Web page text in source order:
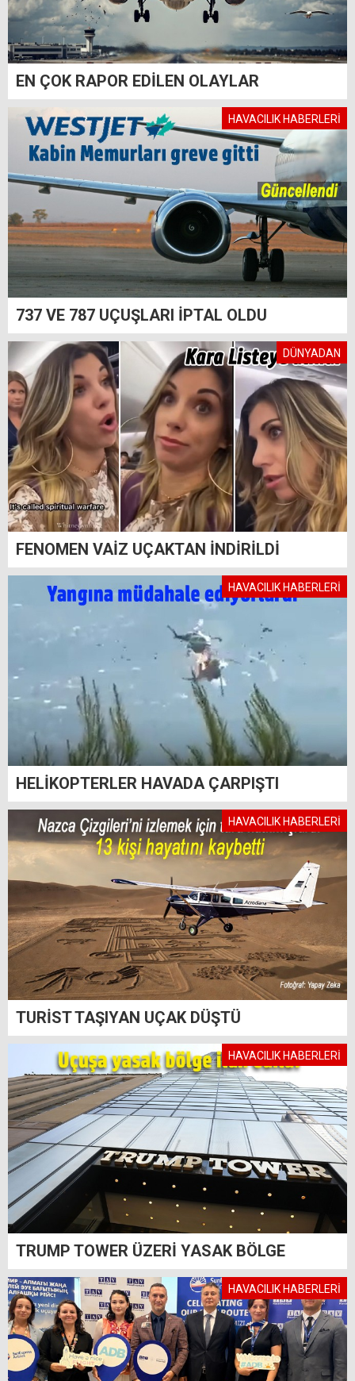
EN ÇOK RAPOR EDİLEN OLAYLAR
HAVACILIK HABERLERİ
737 VE 787 UÇUŞLARI İPTAL OLDU
DÜNYADAN
FENOMEN VAİZ UÇAKTAN İNDİRİLDİ
HAVACILIK HABERLERİ
HELİKOPTERLER HAVADA ÇARPIŞTI
HAVACILIK HABERLERİ
TURİST TAŞIYAN UÇAK DÜŞTÜ
HAVACILIK HABERLERİ
TRUMP TOWER ÜZERİ YASAK BÖLGE
HAVACILIK HABERLERİ